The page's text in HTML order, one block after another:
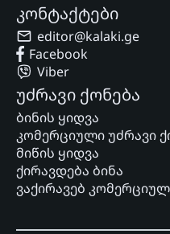
კონტაქტები
editor@kalaki.ge
Facebook
Viber
უძრავი ქონება
ბინის ყიდვა
კომერციული უძრავი
მიწის ყიდვა
ქირავდება ბინა
ვაქირავებ